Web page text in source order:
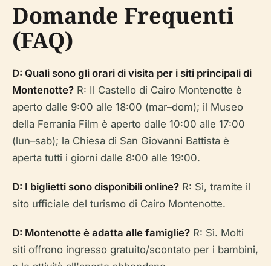
Domande Frequenti
(FAQ)
D: Quali sono gli orari di visita per i siti principali di
Montenotte? R: Il Castello di Cairo Montenotte è
aperto dalle 9:00 alle 18:00 (mar–dom); il Museo
della Ferrania Film è aperto dalle 10:00 alle 17:00
(lun–sab); la Chiesa di San Giovanni Battista è
aperta tutti i giorni dalle 8:00 alle 19:00.
D: I biglietti sono disponibili online? R: Sì, tramite il
sito ufficiale del turismo di Cairo Montenotte.
D: Montenotte è adatta alle famiglie? R: Sì. Molti
siti offrono ingresso gratuito/scontato per i bambini,